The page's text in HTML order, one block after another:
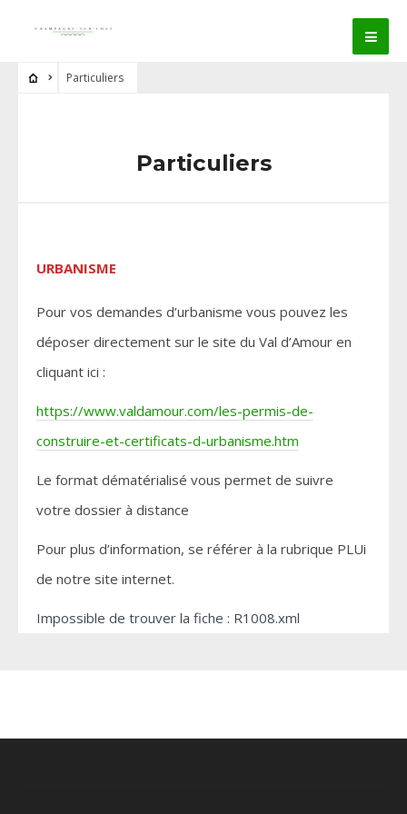
Particuliers
Particuliers
URBANISME
Pour vos demandes d’urbanisme vous pouvez les
déposer directement sur le site du Val d’Amour en
cliquant ici :
https://www.valdamour.com/les-permis-de-
construire-et-certificats-d-urbanisme.htm
Le format dématérialisé vous permet de suivre
votre dossier à distance
Pour plus d’information, se référer à la rubrique PLUi
de notre site internet.
Impossible de trouver la fiche : R1008.xml